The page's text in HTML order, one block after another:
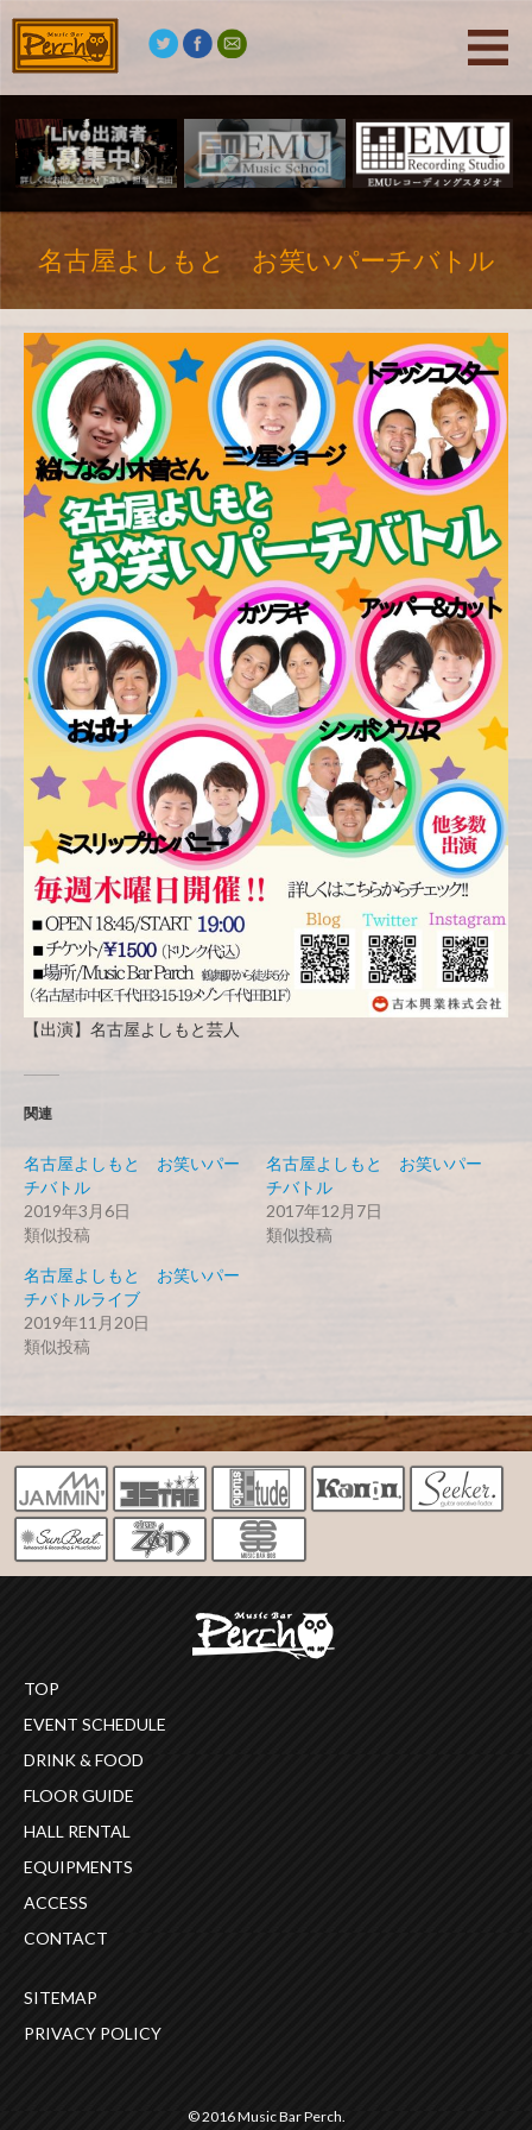
名古屋よしもと お笑いパーチバトル
【出演】名古屋よしもと芸人
関連
名古屋よしもと お笑いパー
チバトル
2019年3月6日
類似投稿
名古屋よしもと お笑いパー
チバトル
2017年12月7日
類似投稿
名古屋よしもと お笑いパー
チバトルライブ
2019年11月20日
類似投稿
TOP
EVENT SCHEDULE
DRINK & FOOD
FLOOR GUIDE
HALL RENTAL
EQUIPMENTS
ACCESS
CONTACT
SITEMAP
PRIVACY POLICY
© 2016 Music Bar Perch.